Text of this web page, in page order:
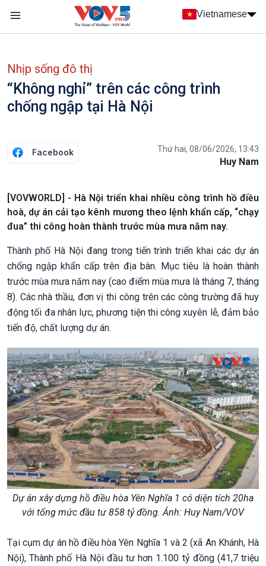
Nhảy đến nội dung
Vietnamese
Nhịp sống đô thị
“Không nghỉ” trên các công trình
chống ngập tại Hà Nội
Facebook Thứ hai, 08/06/2026, 13:43
Huy Nam
[VOVWORLD] - Hà Nội triển khai nhiều công trình hồ điều
hoà, dự án cải tạo kênh mương theo lệnh khẩn cấp, “chạy
đua” thi công hoàn thành trước mùa mưa năm nay.
Thành phố Hà Nội đang trong tiến trình triển khai các dự án
chống ngập khẩn cấp trên địa bàn. Mục tiêu là hoàn thành
trước mùa mưa năm nay (cao điểm mùa mưa là tháng 7, tháng
8). Các nhà thầu, đơn vị thi công trên các công trường đã huy
động tối đa nhân lực, phương tiện thi công xuyên lễ, đảm bảo
tiến độ, chất lượng dự án.
Dự án xây dựng hồ điều hòa Yên Nghĩa 1 có diện tích 20ha
với tổng mức đầu tư 858 tỷ đồng. Ảnh: Huy Nam/VOV
Tại cụm dự án hồ điều hòa Yên Nghĩa 1 và 2 (xã An Khánh, Hà
Nội), Thành phố Hà Nội đầu tư hơn 1.100 tỷ đồng (41,7 triệu